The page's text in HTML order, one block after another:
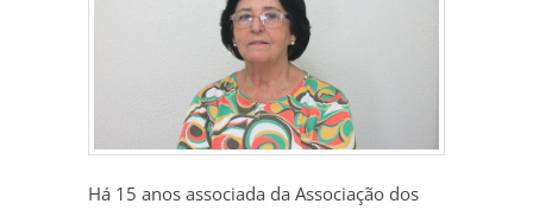
Há 15 anos associada da Associação dos